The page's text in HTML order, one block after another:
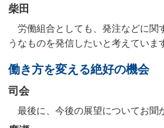
柴田
労働組合としても、発注などに関
うなものを発信したいと考えていま
働き方を変える絶好の機会
司会
最後に、今後の展望についてお聞